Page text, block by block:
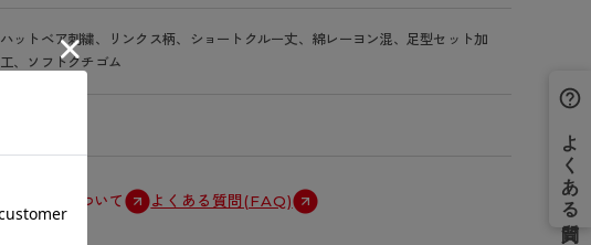
ハットベア刺繍、リンクス柄、ショートクルー丈、綿レーヨン混、足型セット加
工、ソフトクチゴム
洗濯表示について よくある質問(FAQ)